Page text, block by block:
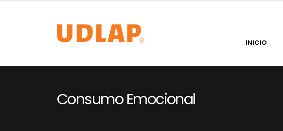
INICIO
Consumo Emocional